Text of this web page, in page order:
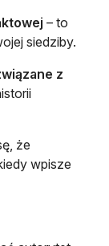
– to
siedziby.
z
że
wpisze